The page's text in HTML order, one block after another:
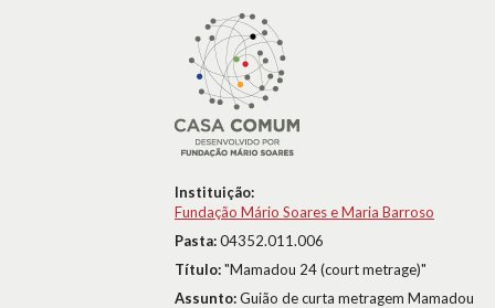
Instituição:
Fundação Mário Soares e Maria Barroso
Pasta:04352.011.006
Título:"Mamadou 24 (court metrage)"
Assunto:Guião de curta metragem Mamadou